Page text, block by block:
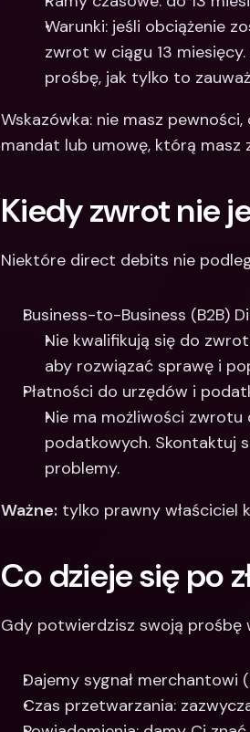
Warunki: jeśli obciążenie
zwrot w ciągu 13
prośbę, jak tylko to
Wskazówka: nie masz
mandat lub umowę, którą masz
Kiedy zwrot nie
Niektóre direct debits nie
Business-to-Business (B2B)
Nie kwalifikują się do
aby rozwiązać sprawę i
Płatności do urzędów i
Nie ma możliwości
podatkowych. Skontaktuj
problemy.
Ważne: tylko prawny
Co dzieje się po
Gdy potwierdzisz swoją prośbę
Dajemy sygnał merchantowi
Czas przetwarzania: